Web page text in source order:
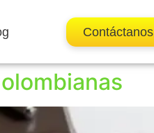
Contáctanos